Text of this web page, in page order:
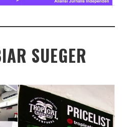
SUEGER